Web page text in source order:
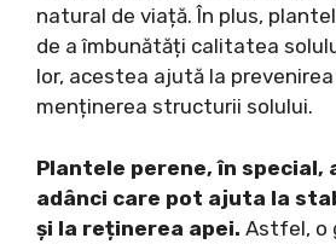
natural de viață. În plus,
de a îmbunătăți calitatea
lor, acestea ajută la
menținerea structurii solului.
Plantele perene, în special,
adânci care pot ajuta la
și la reținerea apei. Astfel, o